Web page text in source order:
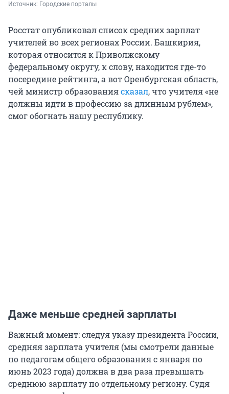
Источник: Городские порталы
Росстат опубликовал список средних зарплат
учителей во всех регионах России. Башкирия,
которая относится к Приволжскому
федеральному округу, к слову, находится где-то
посередине рейтинга, а вот Оренбургская область,
чей министр образованиясказал, что учителя «не
должны идти в профессию за длинным рублем»,
смог обогнать нашу республику.
Даже меньше средней зарплаты
Важный момент: следуя указу президента России,
средняя зарплата учителя (мы смотрели данные
по педагогам общего образования с января по
июнь 2023 года) должна в два раза превышать
среднюю зарплату по отдельному региону. Судя